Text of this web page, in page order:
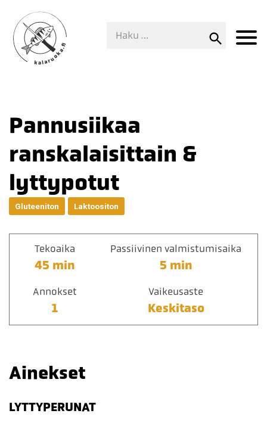
Pannusiikaa
ranskalaisittain &
lyttypotut
Gluteeniton Laktoositon
Tekoaika
45 min
Passiivinen valmistumisaika
5 min
Annokset
1
Vaikeusaste
Keskitaso
Ainekset
LYTTYPERUNAT